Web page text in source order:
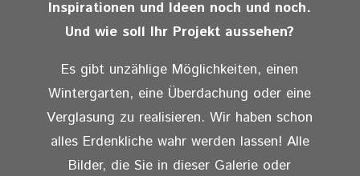
Inspirationen und Ideen noch und noch.
Und wie soll Ihr Projekt aussehen?
Es gibt unzählige Möglichkeiten, einen
Wintergarten, eine Überdachung oder eine
Verglasung zu realisieren. Wir haben schon
alles Erdenkliche wahr werden lassen! Alle
Bilder, die Sie in dieser Galerie oder